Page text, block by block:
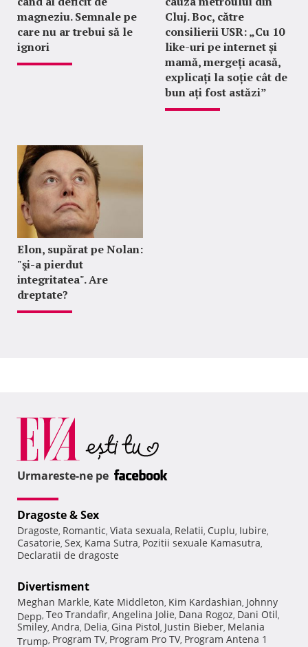
magneziu. Semnale pe
care nu ar trebui să le
ignori
Cluj. Boc, către
consilierii USR: „Cu 10
like-uri pe internet și
mamă, mergeți acasă,
explicați la soție cât de
bun ați fost astăzi”
Elon, supărat pe Nolan:
"şi-a pierdut
integritatea". Are
dreptate?
Urmareste-ne pe
Dragoste & Sex
Dragoste, Romantic, Viata sexuala, Relatii, Cuplu, Iubire,
Casatorie, Sex, Kama Sutra, Pozitii sexuale Kamasutra,
Declaratii de dragoste
Divertisment
Meghan Markle, Kate Middleton, Kim Kardashian, Johnny
Depp, Teo Trandafir, Angelina Jolie, Dana Rogoz, Dani Otil,
Smiley, Andra, Delia, Gina Pistol, Justin Bieber, Melania
Trump, Program TV, Program Pro TV, Program Antena 1